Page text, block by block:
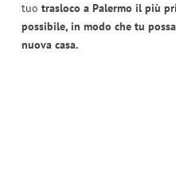
tuo trasloco a Palermo il più
possibile, in modo che tu
nuova casa.